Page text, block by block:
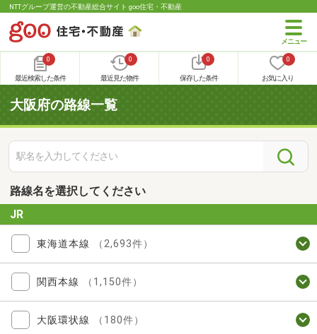
NTTグループ運営の不動産総合サイト goo住宅・不動産
0
最近検索した条件
0
最近見た物件
0
保存した条件
0
お気に入り
大阪府の路線一覧
路線名を選択してください
JR
東海道本線 （2,693件）
関西本線 （1,150件）
大阪環状線 （180件）